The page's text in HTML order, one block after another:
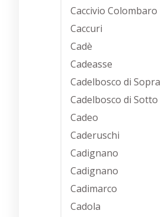
Caccivio Colombaro
Caccuri
Cadè
Cadeasse
Cadelbosco di Sopra
Cadelbosco di Sotto
Cadeo
Caderuschi
Cadignano
Cadignano
Cadimarco
Cadola